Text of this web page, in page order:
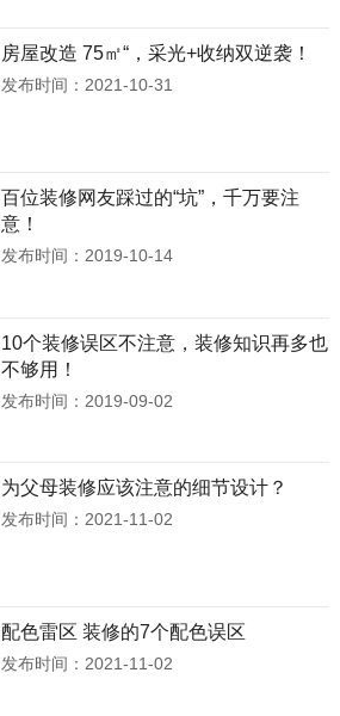
房屋改造 75㎡“，采光+收纳双逆袭！
发布时间：2021-10-31
百位装修网友踩过的“坑”，千万要注
意！
发布时间：2019-10-14
10个装修误区不注意，装修知识再多也
不够用！
发布时间：2019-09-02
为父母装修应该注意的细节设计？
发布时间：2021-11-02
配色雷区 装修的7个配色误区
发布时间：2021-11-02